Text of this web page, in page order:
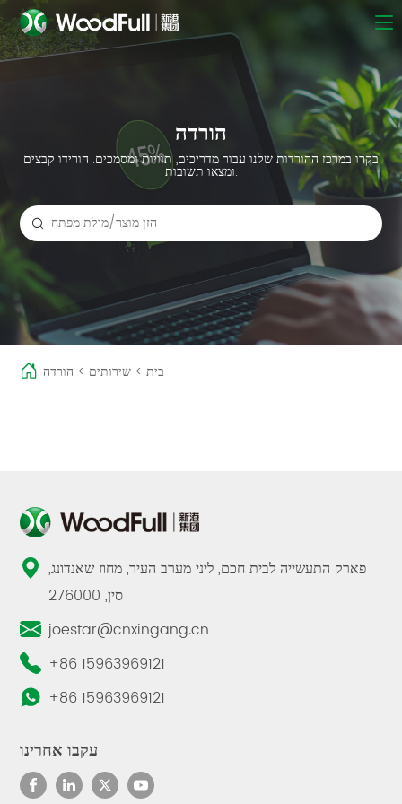
הורדה
בקרו במרכז ההורדות שלנו עבור מדריכים, תוויות ומסמכים. הורידו קבצים
ומצאו תשובות.
בית >שירותים > הורדה
פארק התעשייה לבית חכם, ליני מערב העיר, מחוז שאנדונג,
סין, 276000
joestar@cnxingang.cn
+86 15963969121
+86 15963969121
עקבו אחרינו